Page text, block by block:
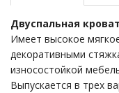
Двуспальная
Имеет высокое
декоративными
износостойкой
Выпускается в трех